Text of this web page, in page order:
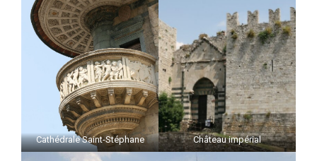
Cathédrale Saint-Stéphane Château impérial